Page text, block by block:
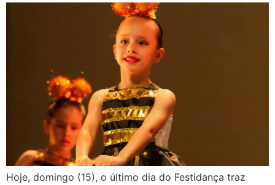
Hoje, domingo (15), o último dia do Festidança traz